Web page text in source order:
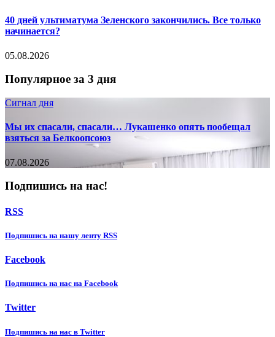
40 дней ультиматума Зеленского закончились. Все только
начинается?
05.08.2026
Популярное за 3 дня
Сигнал дня
Мы их спасали, спасали… Лукашенко опять пообещал
взяться за Белкоопсоюз
07.08.2026
Подпишись на нас!
RSS
Подпишиcь на нашу ленту RSS
Facebook
Подпишиcь на нас на Facebook
Twitter
Подпишиcь на нас в Twitter